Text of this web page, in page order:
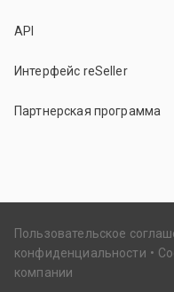
API
Интерфейс reSeller
Партнерская программа
Пользовательское
конфиденциальности
компании